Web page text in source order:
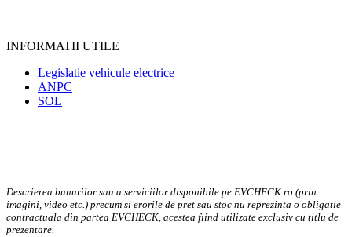
INFORMATII UTILE
Legislatie vehicule electrice
ANPC
SOL
Descrierea bunurilor sau a serviciilor disponibile pe EVCHECK.ro (prin
imagini, video etc.) precum si erorile de pret sau stoc nu reprezinta o obligatie
contractuala din partea EVCHECK, acestea fiind utilizate exclusiv cu titlu de
prezentare.